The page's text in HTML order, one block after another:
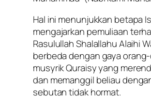
Hal ini menunjukkan betapa
mengajarkan pemuliaan
Rasulullah Shalallahu Alaihi
berbeda dengan gaya
musyrik Quraisy yang
dan memanggil beliau
sebutan tidak hormat.